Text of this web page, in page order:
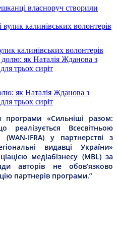
власноруч створили
калинівських волонтерів
як Наталія Жданова з
трьох сиріт
«Сильніші разом:
Всесвітньою
IFRA) у партнерстві з
видавці України»
медіабізнесу (MBL) за
авторів не обов’язково
партнерів програми.”